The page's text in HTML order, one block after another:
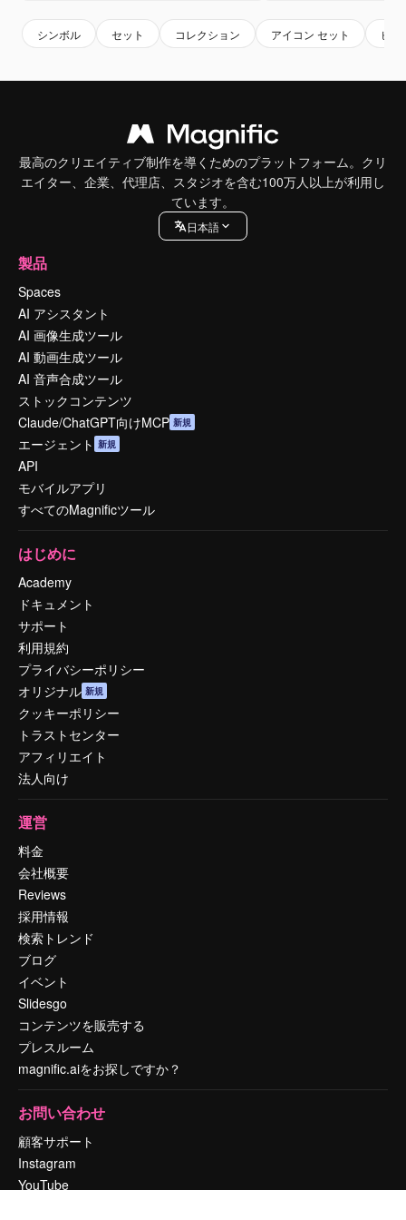
シンボル セット コレクション アイコン セット ピ
最高のクリエイティブ制作を導くためのプラットフォーム。クリ
エイター、企業、代理店、スタジオを含む100万人以上が利用し
ています。
日本語
製品
Spaces
AI アシスタント
AI 画像生成ツール
AI 動画生成ツール
AI 音声合成ツール
ストックコンテンツ
Claude/ChatGPT向けMCP 新規
エージェント 新規
API
モバイルアプリ
すべてのMagnificツール
はじめに
Academy
ドキュメント
サポート
利用規約
プライバシーポリシー
オリジナル 新規
クッキーポリシー
トラストセンター
アフィリエイト
法人向け
運営
料金
会社概要
Reviews
採用情報
検索トレンド
ブログ
イベント
Slidesgo
コンテンツを販売する
プレスルーム
magnific.aiをお探しですか？
お問い合わせ
顧客サポート
Instagram
YouTube